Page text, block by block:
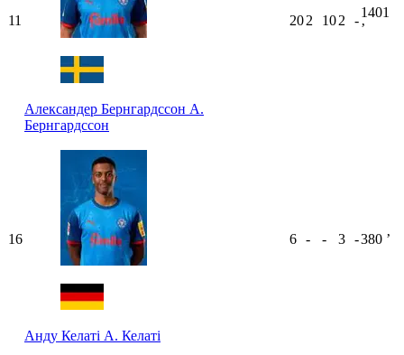
11
Александер Бернгардссон А.
Бернгардссон
202 102 -
1401
ʼ
16
Анду Келаті А. Келаті
6 - - 3 -380 ʼ